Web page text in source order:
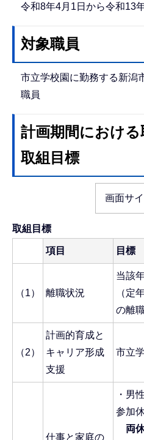
令和8年4月1日から令和13
対象職員
市立学校園に勤務する新潟
職員
計画期間におけ
取組目標
画面サ
取組目標
項目 目標
（1） 離職状況
当該
（定
の離
（2）
計画的育成と
キャリア形成
支援
市立
仕事と家庭の
・男
参加
両休